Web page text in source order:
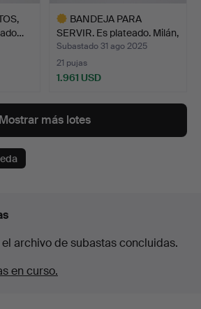
BANDEJA PARA
SERVIR. Es plateado. Milán,
I…
Subastado 31 ago 2025
21 pujas
1.961 USD
Mostrar más lotes
archivo de subastas concluidas.
en curso.